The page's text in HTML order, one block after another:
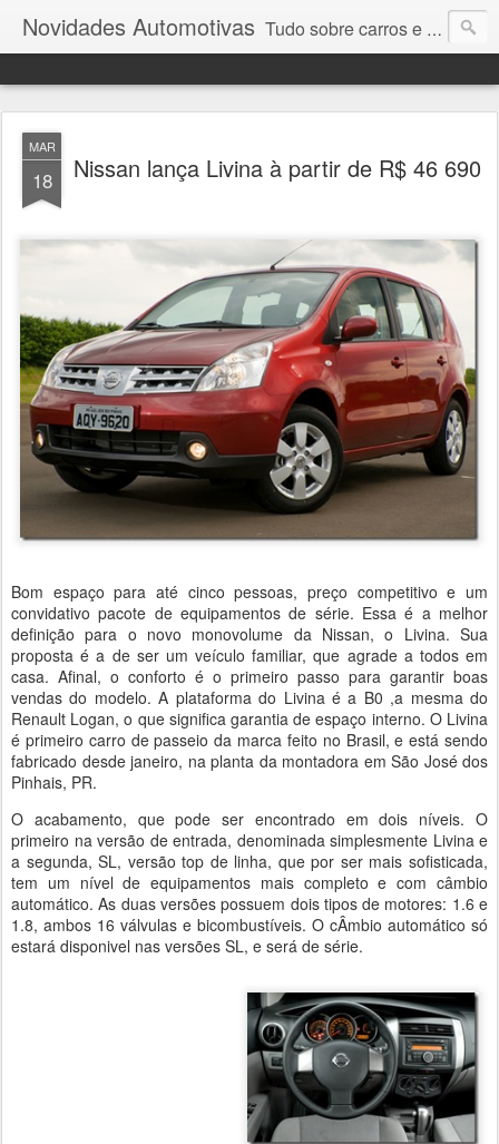
Novidades Automotivas Tudo sobre carros e motores
MAR
18 Nissan lança Livina à partir de R$ 46 690
Bom espaço para até cinco pessoas, preço competitivo e um
convidativo pacote de equipamentos de série. Essa é a melhor
definição para o novo monovolume da Nissan, o Livina. Sua
proposta é a de ser um veículo familiar, que agrade a todos em
casa. Afinal, o conforto é o primeiro passo para garantir boas
vendas do modelo. A plataforma do Livina é a B0 ,a mesma do
Renault Logan, o que significa garantia de espaço interno. O Livina
é primeiro carro de passeio da marca feito no Brasil, e está sendo
fabricado desde janeiro, na planta da montadora em São José dos
Pinhais, PR.
O acabamento, que pode ser encontrado em dois níveis. O
primeiro na versão de entrada, denominada simplesmente Livina e
a segunda, SL, versão top de linha, que por ser mais sofisticada,
tem um nível de equipamentos mais completo e com câmbio
automático. As duas versões possuem dois tipos de motores: 1.6 e
1.8, ambos 16 válvulas e bicombustíveis. O cÂmbio automático só
estará disponivel nas versões SL, e será de série.